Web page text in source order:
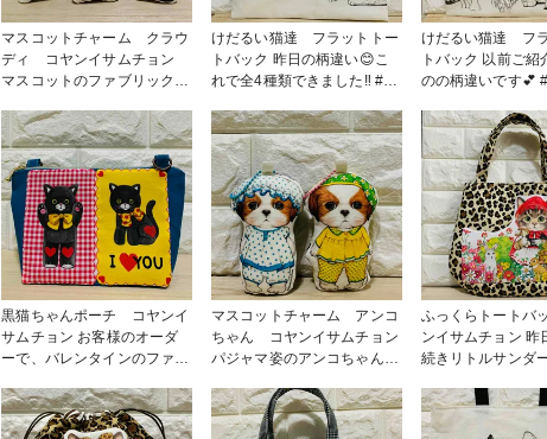
マスコットチャーム クラウ
ディ コヤンイサムチョン
マスコットのファブリックに
す。柄がはっきりして、色も
鮮やかになります💕 #小物・
雑貨
けだるい猫達 フラットトー
トバック 昨日の柄違い😊こ
れで全4種類できました‼️ #バ
けだるい猫達 フ
トバック 以前ご紹介したも
のの柄違いです💕 #バッグ・
黒猫ちゃんポーチ コヤンイ
サムチョン お客様のオーダ
ーで、バレンタインのファブ
用してポーチを作りました。
Dカンを付けて、ショルダー
マスコットチャーム アンコ
ちゃん コヤンイサムチョン
パジャマ姿のアンコちゃん😊
雑貨
ふっくらトートバ
ンイサムチョン 昨日に引き
続きリトルサンダ
毎年カレンダーフ
が出るのですが そ